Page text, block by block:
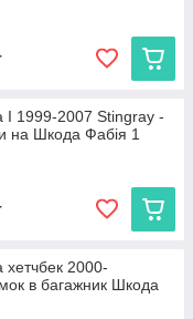
I 1999-2007 Stingray -
на Шкода Фабія 1
2000-
в багажник Шкода